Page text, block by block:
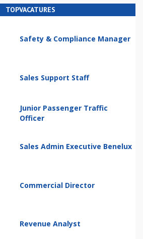
TOPVACATURES
Safety & Compliance Manager
Sales Support Staff
Junior Passenger Traffic
Officer
Sales Admin Executive Benelux
Commercial Director
Revenue Analyst